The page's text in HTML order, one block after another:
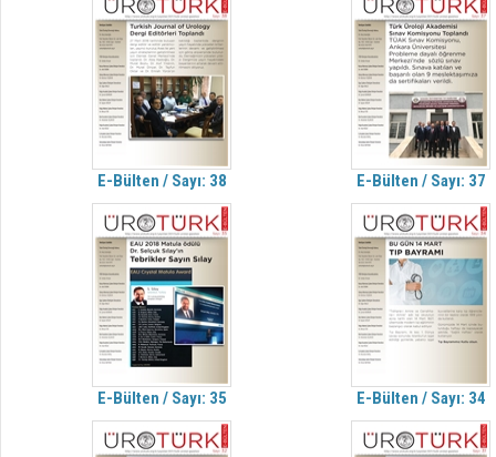
E-Bülten / Sayı: 38 E-Bülten / Sayı: 37
E-Bülten / Sayı: 35 E-Bülten / Sayı: 34